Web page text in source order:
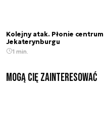
Kolejny atak. Płonie
Jekaterynburgu
1 min.
Mogą Cię zainteresować